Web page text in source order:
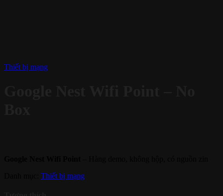
Thiết bị mạng
Thiết bị mạng